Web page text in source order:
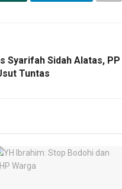
Syarifah Sidah Alatas, PP
Tuntas